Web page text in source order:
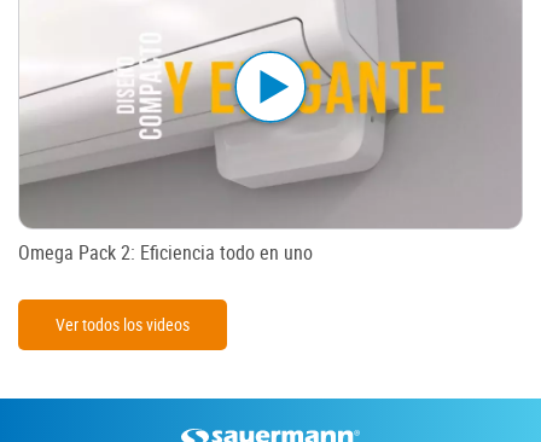
Omega Pack 2: Eficiencia todo en uno
Ver todos los videos